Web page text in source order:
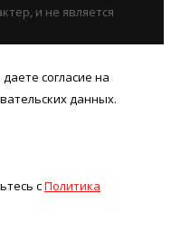
и не является
согласие на
данных.
сПолитика